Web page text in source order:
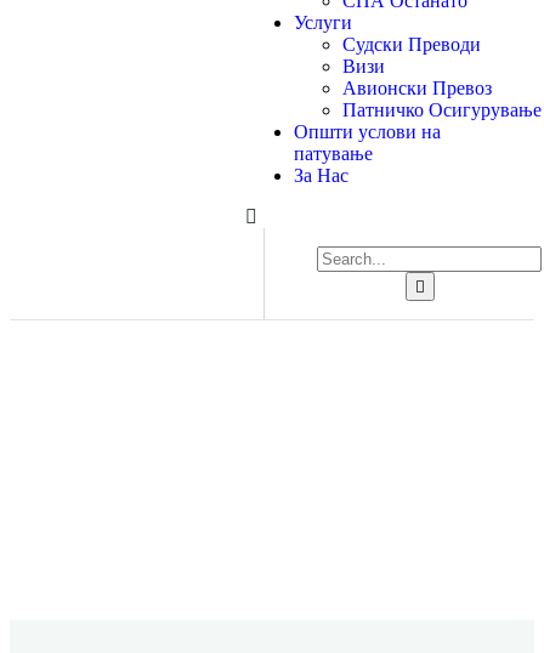
Услуги
Судски Преводи
Визи
Авионски Превоз
Патничко Осигурување
Општи услови на
патување
За Нас